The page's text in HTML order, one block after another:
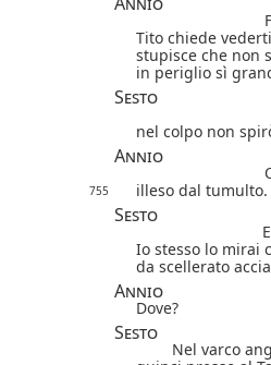
Tito chiede
stupisce che non
in periglio sì
Sesto
nel colpo non
Annio
755 illeso dal tumulto.
Sesto
Io stesso lo mirai
da scellerato
Annio
Dove?
Sesto
Nel varco